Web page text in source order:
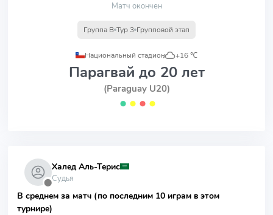
Матч окончен
Группа B Тур 3 Групповой этап
Национальный стадион
, +16 ℃
Парагвай до 20 лет
(Paraguay U20)
⬤ ⬤ ⬤ ⬤
⬤
Халед Аль-Терис
Судья
В среднем за матч (по последним 10 играм в этом
турнире)